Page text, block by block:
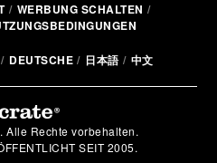
WERBUNG SCHALTEN
DEUTSCHE 日本語 中文
Alle Rechte vorbehalten.
SEIT 2005.